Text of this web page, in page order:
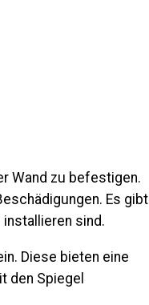
Wand zu befestigen.
Es gibt
sind.
Diese bieten eine
den Spiegel